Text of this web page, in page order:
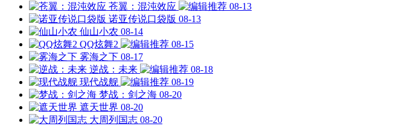
苍翼：混沌效应
08-13
诺亚传说口袋版 08-13
仙山小农 08-14
QQ炫舞2
08-15
雾海之下 08-17
逆战：未来
08-18
现代战舰
08-19
梦战：剑之海 08-20
遮天世界 08-20
大周列国志 08-20